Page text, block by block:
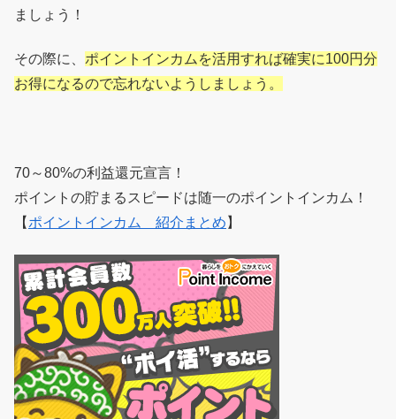
ましょう！
その際に、 ポイントインカムを活用すれば確実に100円分
お得になるので忘れないようしましょう。
70～80%の利益還元宣言！
ポイントの貯まるスピードは随一のポイントインカム！
【 ポイントインカム 紹介まとめ 】